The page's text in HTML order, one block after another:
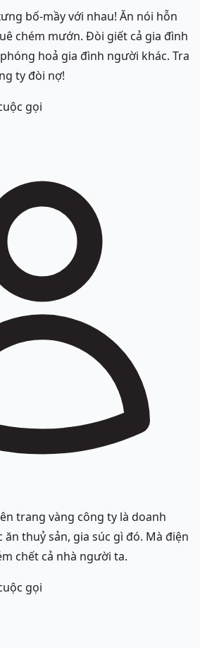
bố-mầy với nhau! Ăn nói hỗn
chém mướn. Đòi giết cả gia đình
hoả gia đình người khác. Tra
ty đòi nợ!
gọi
trang vàng công ty là doanh
thuỷ sản, gia súc gì đó. Mà điện
chết cả nhà người ta.
gọi